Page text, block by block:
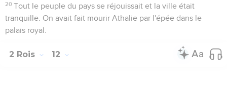
20 Tout le peuple du pays se réjouissait et la ville était
tranquille. On avait fait mourir Athalie par l'épée dans le
palais royal.
2 Rois 12